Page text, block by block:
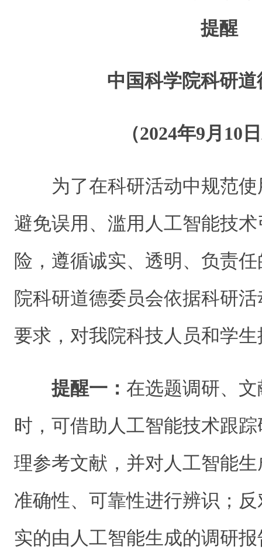
提醒
中国科学院科研
（2024年9月10
为了在科研活动中规范
避免误用、滥用人工智能技
险，遵循诚实、透明、负责
院科研道德委员会依据科研
要求，对我院科技人员和学
提醒一： 在选题调研、
时，可借助人工智能技术跟
理参考文献，并对人工智能
准确性、可靠性进行辨识；
实的由人工智能生成的调研